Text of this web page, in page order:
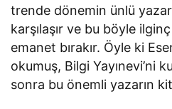
trende dönemin ünlü
karşılaşır ve bu böyle
emanet bırakır. Öyle ki
okumuş, Bilgi Yayınevi’ni
sonra bu önemli yazarın